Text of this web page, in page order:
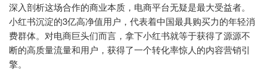
深入剖析这场合作的商业本质，电商平台无疑是最大受益者。
小红书沉淀的3亿高净值用户，代表着中国最具购买力的年轻消
费群体。对电商巨头们而言，拿下小红书就等于获得了源源不
断的高质量流量和用户，获得了一个转化率惊人的内容营销引
擎。